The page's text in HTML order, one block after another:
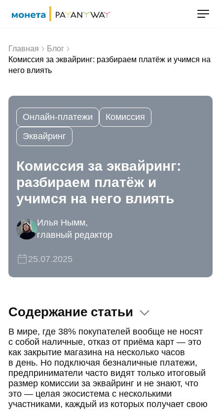
Главная
Блог
Комиссия за эквайринг: разбираем платёж и учимся на
него влиять
Онлайн-платежи
Комиссия
Эквайринг
Комиссия за эквайринг:
разбираем платёж и
учимся на него влиять
Илья Нымм,
главный редактор
25.07.2025
Содержание статьи
Введение
Эквайринг: что это и в чём преимущества
Кто участвует в интернет-эквайринге
Что такое комиссия за эквайринг и как она формируется
Межбанковская комиссия
Вознаграждение платёжной системы
В мире, где 38% покупателей вообще не носят
с собой наличные, отказ от приёма карт — это
как закрытие магазина на несколько часов
в день. Но подключая безналичные платежи,
предприниматели часто видят только итоговый
размер комиссии за эквайринг и не знают, что
это — целая экосистема с несколькими
участниками, каждый из которых получает свою